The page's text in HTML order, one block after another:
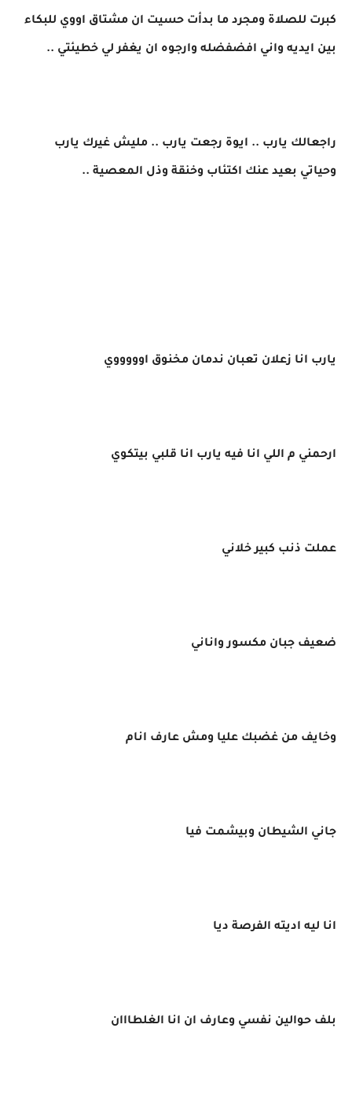
كبرت للصلاة ومجرد ما بدأت حسيت ان مشتاق اووي للبكاء
بين ايديه واني افضفضله وارجوه ان يغفر لي خطيئتي ..
راجعالك يارب .. ايوة رجعت يارب .. مليش غيرك يارب
وحياتي بعيد عنك اكتئاب وخنقة وذل المعصية ..
يارب انا زعلان تعبان ندمان مخنوق اوووووي
ارحمني م اللي انا فيه يارب انا قلبي بيتكوي
عملت ذنب كبير خلاني
ضعيف جبان مكسور واناني
وخايف من غضبك عليا ومش عارف انام
جاني الشيطان وبيشمت فيا
انا ليه اديته الفرصة ديا
بلف حوالين نفسي وعارف ان انا الغلطااان